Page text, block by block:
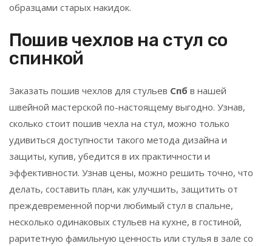
образцами старых накидок.
Пошив чехлов на стул со
спинкой
Заказать пошив чехлов для стульев Спб в нашей
швейной мастерской по-настоящему выгодно. Узнав,
сколько стоит пошив чехла на стул, можно только
удивиться доступности такого метода дизайна и
защиты, купив, убедится в их практичности и
эффективности. Узнав цены, можно решить точно, что
делать, составить план, как улучшить, защитить от
преждевременной порчи любимый стул в спальне,
несколько одинаковых стульев на кухне, в гостиной,
раритетную фамильную ценность или стулья в зале со